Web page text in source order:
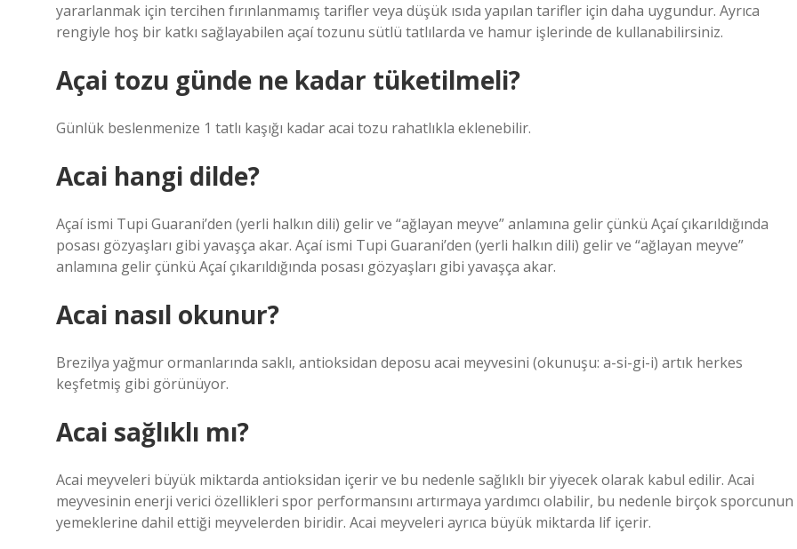
yararlanmak için tercihen fırınlanmamış tarifler veya düşük ısıda yapılan tarifler için daha uygundur. Ayrıca
rengiyle hoş bir katkı sağlayabilen açaí tozunu sütlü tatlılarda ve hamur işlerinde de kullanabilirsiniz.
Açai tozu günde ne kadar tüketilmeli?
Günlük beslenmenize 1 tatlı kaşığı kadar acai tozu rahatlıkla eklenebilir.
Acai hangi dilde?
Açaí ismi Tupi Guarani’den (yerli halkın dili) gelir ve “ağlayan meyve” anlamına gelir çünkü Açaí çıkarıldığında
posası gözyaşları gibi yavaşça akar. Açaí ismi Tupi Guarani’den (yerli halkın dili) gelir ve “ağlayan meyve”
anlamına gelir çünkü Açaí çıkarıldığında posası gözyaşları gibi yavaşça akar.
Acai nasıl okunur?
Brezilya yağmur ormanlarında saklı, antioksidan deposu acai meyvesini (okunuşu: a-si-gi-i) artık herkes
keşfetmiş gibi görünüyor.
Acai sağlıklı mı?
Acai meyveleri büyük miktarda antioksidan içerir ve bu nedenle sağlıklı bir yiyecek olarak kabul edilir. Acai
meyvesinin enerji verici özellikleri spor performansını artırmaya yardımcı olabilir, bu nedenle birçok sporcunun
yemeklerine dahil ettiği meyvelerden biridir. Acai meyveleri ayrıca büyük miktarda lif içerir.